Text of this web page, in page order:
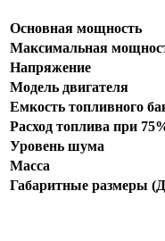
Основная мощность
Максимальная
Напряжение
Модель двигателя
Емкость топливного
Расход топлива при
Уровень шума
Масса
Габаритные размеры